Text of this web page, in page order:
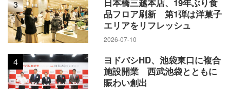
3
品フロア刷新 第1弾は洋菓子
エリアをリフレッシュ
2026-07-10
4
ヨドバシHD、池袋東口に複合
施設開業 西武池袋とともに
賑わい創出